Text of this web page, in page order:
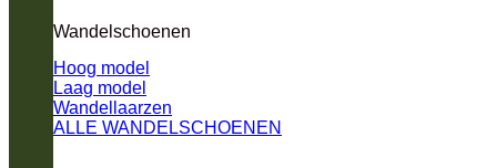
Wandelschoenen
Hoog model
Laag model
Wandellaarzen
ALLE WANDELSCHOENEN